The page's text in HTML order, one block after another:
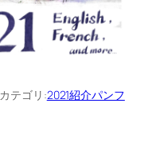
カテゴリ:2021紹介パンフ